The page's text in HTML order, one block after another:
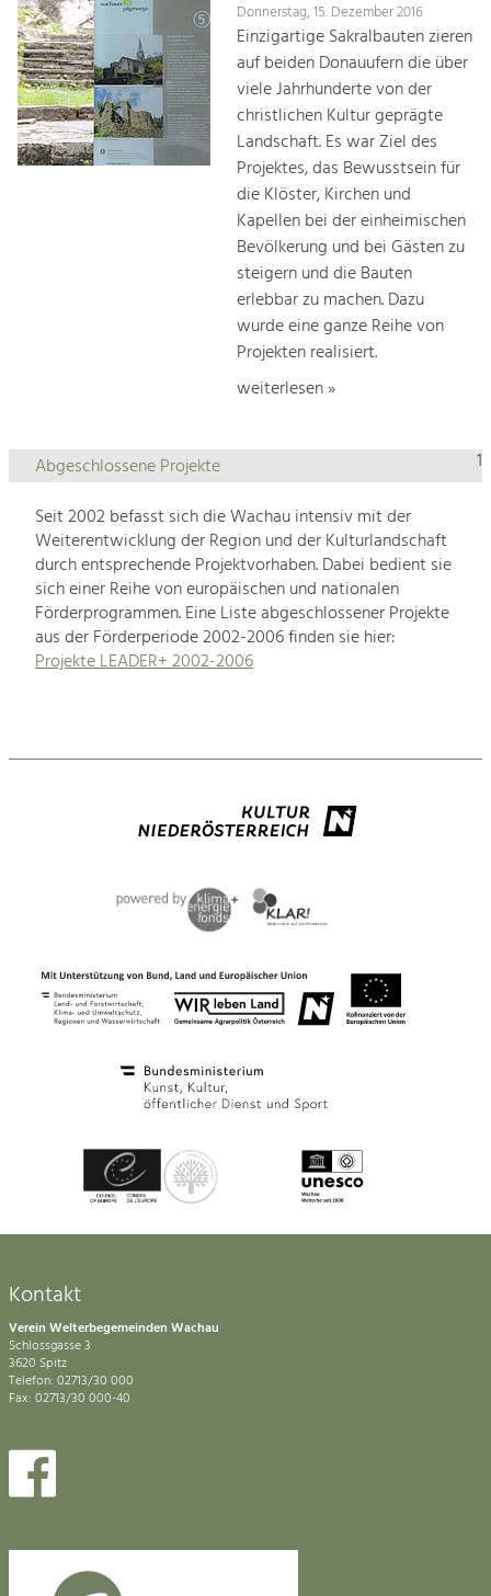
Donnerstag, 15. Dezember 2016
Einzigartige Sakralbauten zieren
auf beiden Donauufern die über
viele Jahrhunderte von der
christlichen Kultur geprägte
Landschaft. Es war Ziel des
Projektes, das Bewusstsein für
die Klöster, Kirchen und
Kapellen bei der einheimischen
Bevölkerung und bei Gästen zu
steigern und die Bauten
erlebbar zu machen. Dazu
wurde eine ganze Reihe von
Projekten realisiert.
weiterlesen »
1
Abgeschlossene Projekte
Seit 2002 befasst sich die Wachau intensiv mit der
Weiterentwicklung der Region und der Kulturlandschaft
durch entsprechende Projektvorhaben. Dabei bedient sie
sich einer Reihe von europäischen und nationalen
Förderprogrammen. Eine Liste abgeschlossener Projekte
aus der Förderperiode 2002-2006 finden sie hier:
Projekte LEADER+ 2002-2006
Kontakt
Verein Welterbegemeinden Wachau
Schlossgasse 3
3620 Spitz
Telefon: 02713/30 000
Fax: 02713/30 000-40